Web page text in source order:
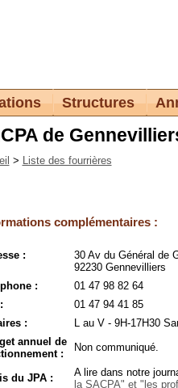
Structures
de
> Liste des fourrières
complémentaires :
:
30 Av du Général de
92230 Gennevilliers
:
01 47 98 82 64
01 47 94 41 85
:
L au V - 9H-17H30
annuel de
:
Non communiqué.
du JPA : A lire dans notre
la SACPA" et "les